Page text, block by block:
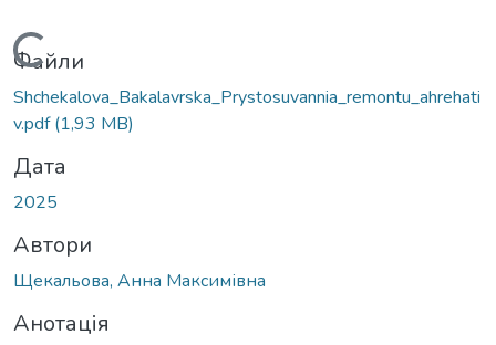
Вантажиться...
Файли
Shchekalova_Bakalavrska_Prystosuvannia_remontu_ahrehati
v.pdf(1,93 MB)
Дата
2025
Автори
Щекальова, Анна Максимівна
Анотація